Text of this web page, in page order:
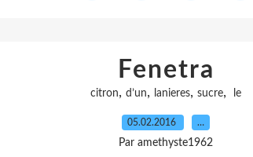
Fenetra
citron, d’un, lanieres, sucre, le
05.02.2016 …
Par amethyste1962